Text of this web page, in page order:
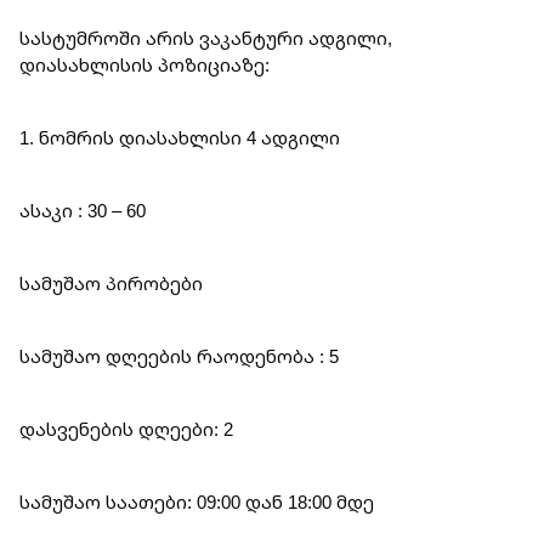
სასტუმროში არის ვაკანტური ადგილი,
დიასახლისის პოზიციაზე:
1. ნომრის დიასახლისი 4 ადგილი
ასაკი : 30 – 60
სამუშაო პირობები
სამუშაო დღეების რაოდენობა : 5
დასვენების დღეები: 2
სამუშაო საათები: 09:00 დან 18:00 მდე